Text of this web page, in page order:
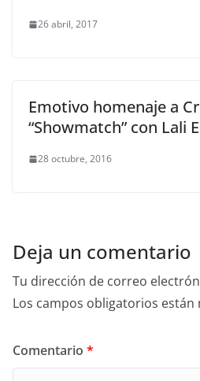
26 abril, 2017
Emotivo homenaje a
“Showmatch” con Lali
28 octubre, 2016
Deja un comentario
Tu dirección de correo
Los campos obligatorios están
Comentario *